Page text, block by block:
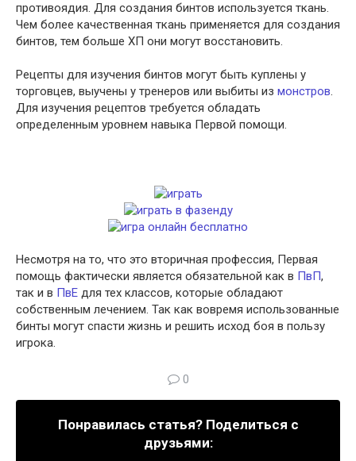
противоядия. Для создания бинтов используется ткань.
Чем более качественная ткань применяется для создания
бинтов, тем больше ХП они могут восстановить.
Рецепты для изучения бинтов могут быть куплены у
торговцев, выучены у тренеров или выбиты из монстров.
Для изучения рецептов требуется обладать
определенным уровнем навыка Первой помощи.
Несмотря на то, что это вторичная профессия, Первая
помощь фактически является обязательной как в ПвП,
так и в ПвЕ для тех классов, которые обладают
собственным лечением. Так как вовремя использованные
бинты могут спасти жизнь и решить исход боя в пользу
игрока.
0
Понравилась статья? Поделиться с
друзьями: